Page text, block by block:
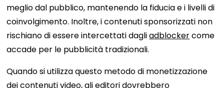
meglio dal pubblico, mantenendo la fiducia e i livelli di
coinvolgimento. Inoltre, i contenuti sponsorizzati non
rischiano di essere intercettati dagliadblockercome
accade per le pubblicità tradizionali.
Quando si utilizza questo metodo di monetizzazione
dei contenuti video, gli editori dovrebbero